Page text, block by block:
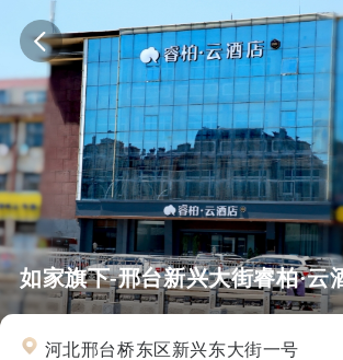
如家旗下-邢台新兴大街睿柏·云
河北邢台桥东区新兴东大街一号